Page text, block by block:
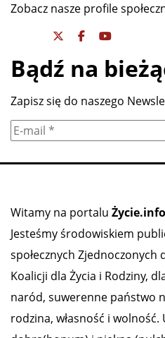
Zobacz nasze profile
Bądź na
Zapisz się do naszego
Witamy na portalu Życie.info
Jesteśmy środowiskiem
społecznych Zjednoczonych
Koalicji dla Życia i Rodziny,
naród, suwerenne państwo
rodzina, własność i